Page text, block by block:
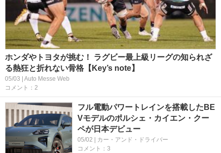
ホンダやトヨタが挑む！ ラグビー最上級リーグの知られざ
る熱狂と折れない骨格【Key’s note】
05/03 | Auto Messe Web
コメント：2
フル電動パワートレインを搭載したBE
Vモデルのポルシェ・カイエン・クー
ペが日本デビュー
05/02 | カー・アンド・ドライバー
コメント：3